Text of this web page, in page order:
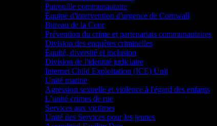
Patrouille communautaire
Équipe d'intervention d'urgence de Cornwall
Bureau de la Cour
Prévention du crime et partenariats communautaires
Division des enquêtes criminelles
Équité, diversité et inclusion
Division de l'identité judiciaire
Internet Child Exploitation (ICE) Unit
Unité marine
Agression sexuelle et violence à l'égard des enfants
L’unité crimes de rue
Services aux victimes
Unité des Services pour les jeunes